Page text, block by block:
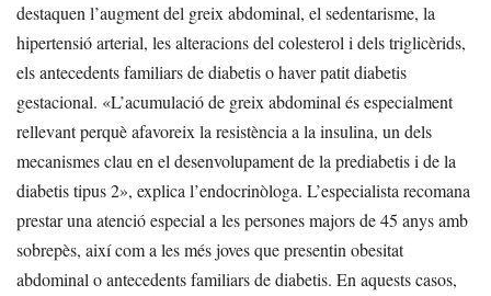
destaquen l’augment del greix abdominal, el sedentarisme, la
hipertensió arterial, les alteracions del colesterol i dels triglicèrids,
els antecedents familiars de diabetis o haver patit diabetis
gestacional. «L’acumulació de greix abdominal és especialment
rellevant perquè afavoreix la resistència a la insulina, un dels
mecanismes clau en el desenvolupament de la prediabetis i de la
diabetis tipus 2», explica l’endocrinòloga. L’especialista recomana
prestar una atenció especial a les persones majors de 45 anys amb
sobrepès, així com a les més joves que presentin obesitat
abdominal o antecedents familiars de diabetis. En aquests casos,